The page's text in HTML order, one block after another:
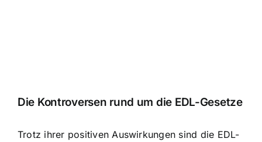
Die Kontroversen rund um die EDL-Gesetze
Trotz ihrer positiven Auswirkungen sind die EDL-